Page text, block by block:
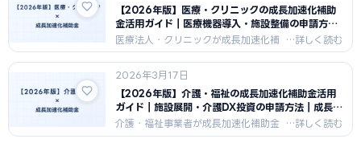
と、売上100億円への成長計画の描き
方を紹介します。
【2026年版】医療・クリニックの成長加速化補助
金活用ガイド｜医療機器導入・施設整備の申請方法
｜成長加速化補助金ナビ
医療法人・クリニックが成長加速化補
助金で医療機器導入・施設増設・医療
DXを行うための申請戦略を解説。医療
業界特有の規制対応と補助金申請の整
合性の取り方、採択のポイントを紹介
します。
2026年3月17日
【2026年版】介護・福祉の成長加速化補助金活用
ガイド｜施設展開・介護DX投資の申請方法｜成長加
速化補助金ナビ
介護・福祉事業者が成長加速化補助金
で施設展開・介護ロボット導入・ICT